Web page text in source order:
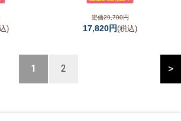
)
定価29,700円
17,820円(税込)
>
1 2